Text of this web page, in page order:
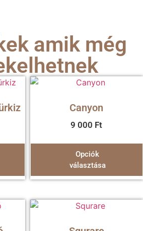
amik még
Canyon
9 000 Ft
Opciók
választása